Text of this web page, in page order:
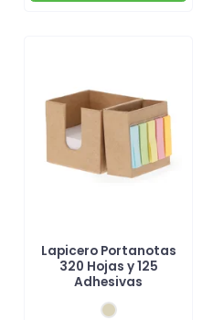
Lapicero Portanotas
320 Hojas y 125
Adhesivas